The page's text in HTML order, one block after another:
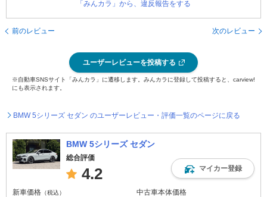
「みんカラ」から、違反報告をする
前のレビュー 次のレビュー
ユーザーレビューを投稿する
※自動車SNSサイト「みんカラ」に遷移します。みんカラに登録して投稿すると、carview!
にも表示されます。
BMW 5シリーズ セダン のユーザーレビュー・評価一覧のページに戻る
BMW 5シリーズ セダン
総合評価
4.2 マイカー登録
新車価格 （税込） 中古車本体価格